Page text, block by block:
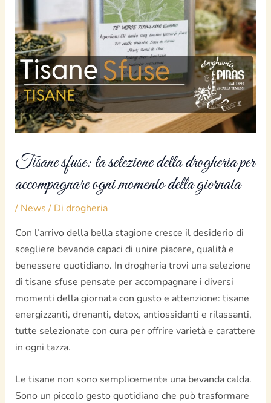
Tisane sfuse: la selezione della drogheria per
accompagnare ogni momento della giornata
/ News / Di drogheria
Con l’arrivo della bella stagione cresce il desiderio di
scegliere bevande capaci di unire piacere, qualità e
benessere quotidiano. In drogheria trovi una selezione
di tisane sfuse pensate per accompagnare i diversi
momenti della giornata con gusto e attenzione: tisane
energizzanti, drenanti, detox, antiossidanti e rilassanti,
tutte selezionate con cura per offrire varietà e carattere
in ogni tazza.
Le tisane non sono semplicemente una bevanda calda.
Sono un piccolo gesto quotidiano che può trasformare